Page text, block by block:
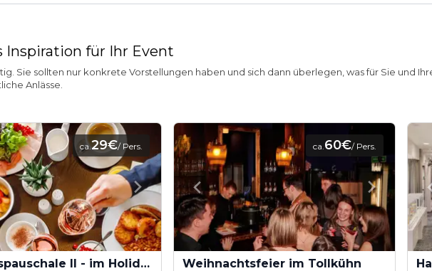
Inspiration für Ihr Event
Sie sollten nur konkrete Vorstellungen haben und sich dann überlegen, was für Sie und
Anlässe.
ca.29€/ Pers.
Tagungspauschale II - im Holiday Inn Dresden - Am Zwinger
ca.60€/ Pers.
Weihnachtsfeier im Tollkühn